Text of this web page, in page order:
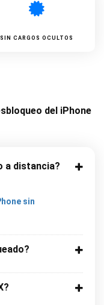
SIN CARGOS OCULTOS
del iPhone
a distancia?
sin